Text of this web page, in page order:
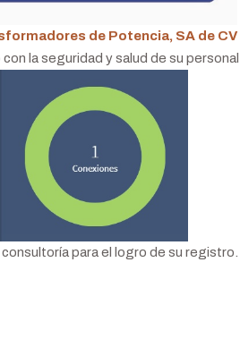
de Potencia, SA de CV
la seguridad y salud de su
para el logro de su registro.